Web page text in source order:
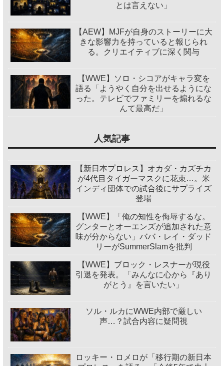
とは言えない」
【AEW】MJFが自身のストーリーに大
きな影響力を持っていると報じられ
る。クリエイティブに深く関与
【WWE】ソロ・シコアがキャラ変を
語る「ようやく自分を出せるようにな
った。テレビでファミリーを煽れるな
んて最高だ」
人気記事
【新日本プロレス】オカダ・カズチカ
が4代目タイガーマスクに花束…。米
インディ団体での試合後にサプライズ
登場
【WWE】「俺の知性を侮辱するな。
グンターとオーエンズが追加された意
味が分からない」ババ・レイ・ダッド
リーがSummerSlamを批判
【WWE】ブロック・レスナーが現役
引退を発表。「みんなに心から『あり
がとう』を言いたい」
ソル・ルカにWWE内部で厳しい
声…？試合内容に疑問視
ロッキー・ロメロが「移行期の新日本